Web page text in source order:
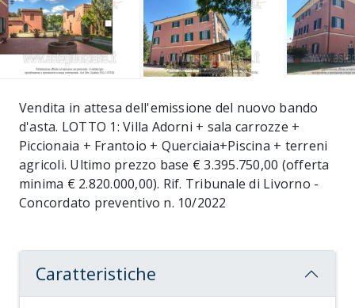
Vendita in attesa dell'emissione del nuovo bando
d'asta. LOTTO 1: Villa Adorni + sala carrozze +
Piccionaia + Frantoio + Querciaia+Piscina + terreni
agricoli. Ultimo prezzo base € 3.395.750,00 (offerta
minima € 2.820.000,00). Rif. Tribunale di Livorno -
Concordato preventivo n. 10/2022
Caratteristiche